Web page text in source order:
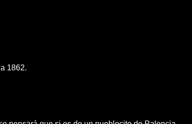
1862.